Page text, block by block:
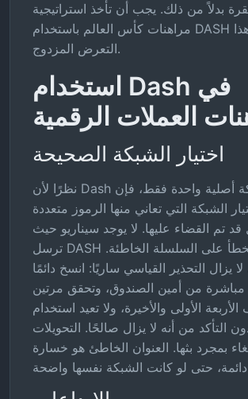
بدلاً من ذلك. يجب أن تأخذ استراتيجية
مراهنات كأس العالم باستخدام DASH في الاعتبار هذا
التعرض المزدوج.
استخدام Dash في
العملات الرقمية
اختيار الشبكة الصحيحة
نظرًا لأن Dash لديها شبكة أصلية واحدة فقط، فإن
الشبكة التي تعاني منها الرموز متعددة
تم القضاء عليها. لا يوجد سيناريو حيث
ترسل DASH عن طريق الخطأ على السلسلة الخاطئة.
يزال التحذير القياسي ساريًا: انسخ دائمًا
مباشرة من أمين الصندوق، وتحقق مرتين
الأولى والأخيرة، ولا تعيد استخدام
التأكد من أنه لا يزال صالحًا. التحويلات
بمجرد بثها. العنوان الخاطئ هو خسارة